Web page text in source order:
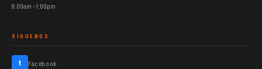
9:00am – 1:00pm
SÍGUENOS
f Facebook